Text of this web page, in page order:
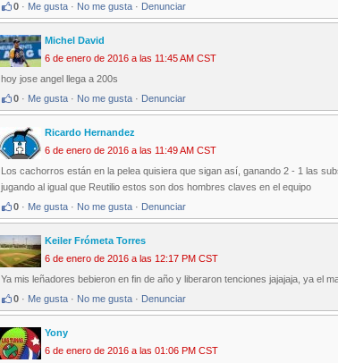
0 · Me gusta · No me gusta · Denunciar
Michel David
6 de enero de 2016 a las 11:45 AM CST
hoy jose angel llega a 200s
0 · Me gusta · No me gusta · Denunciar
Ricardo Hernandez
6 de enero de 2016 a las 11:49 AM CST
Los cachorros están en la pelea quisiera que sigan así, ganando 2 - 1 las
jugando al igual que Reutilio estos son dos hombres claves en el equipo
0 · Me gusta · No me gusta · Denunciar
Keiler Frómeta Torres
6 de enero de 2016 a las 12:17 PM CST
Ya mis leñadores bebieron en fin de año y liberaron tenciones jajajaja, ya el
0 · Me gusta · No me gusta · Denunciar
Yony
6 de enero de 2016 a las 01:06 PM CST